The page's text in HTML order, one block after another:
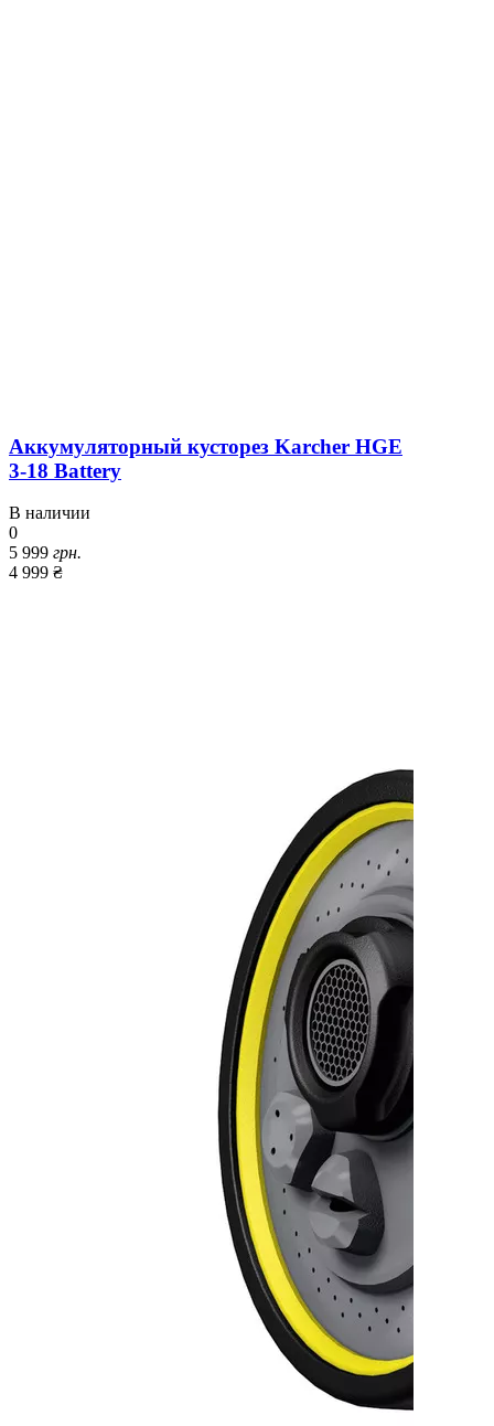
Аккумуляторный кусторез Karcher HGE
3-18 Battery
В наличии
0
5 999 грн.
4 999 ₴